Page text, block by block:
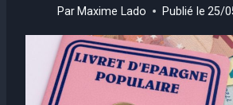
Par Maxime Lado Publié le 25/